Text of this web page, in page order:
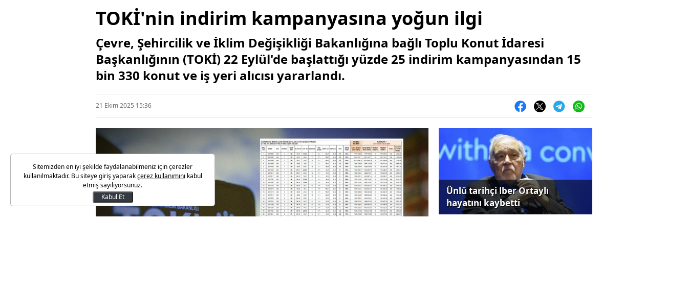
TOKİ'nin indirim kampanyasına yoğun ilgi
Çevre, Şehircilik ve İklim Değişikliği Bakanlığına bağlı Toplu Konut İdaresi
Başkanlığının (TOKİ) 22 Eylül'de başlattığı yüzde 25 indirim kampanyasından 15
bin 330 konut ve iş yeri alıcısı yararlandı.
21 Ekim 2025 15:36
Ünlü tarihçi lber Ortaylı
hayatını kaybetti
Sitemizden en iyi şekilde faydalanabilmeniz için çerezler
kullanılmaktadır. Bu siteye giriş yaparakçerez kullanımını kabul
etmiş sayılıyorsunuz.
Kabul Et